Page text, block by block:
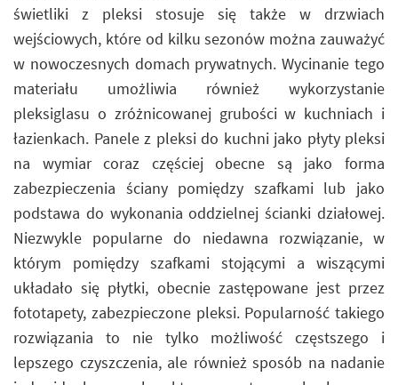
świetliki z pleksi stosuje się także w drzwiach
wejściowych, które od kilku sezonów można zauważyć
w nowoczesnych domach prywatnych. Wycinanie tego
materiału umożliwia również wykorzystanie
pleksiglasu o zróżnicowanej grubości w kuchniach i
łazienkach. Panele z pleksi do kuchni jako płyty pleksi
na wymiar coraz częściej obecne są jako forma
zabezpieczenia ściany pomiędzy szafkami lub jako
podstawa do wykonania oddzielnej ścianki działowej.
Niezwykle popularne do niedawna rozwiązanie, w
którym pomiędzy szafkami stojącymi a wiszącymi
układało się płytki, obecnie zastępowane jest przez
fototapety, zabezpieczone pleksi. Popularność takiego
rozwiązania to nie tylko możliwość częstszego i
lepszego czyszczenia, ale również sposób na nadanie